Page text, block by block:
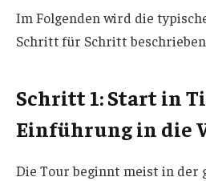
Im Folgenden wird die
Schritt für Schritt
Schritt 1: Start in
Einführung in die
Die Tour beginnt meist in der